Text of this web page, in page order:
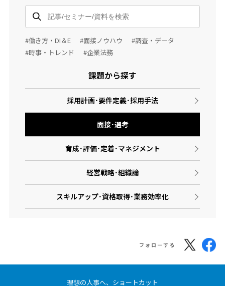
#働き方・DI＆E #面接ノウハウ
#調査・データ
#時事・トレンド
#企業法務
課題から探す
採用計画･要件定義･採用手法
面接･選考
育成･評価･定着･マネジメント
経営戦略･組織論
スキルアップ･資格取得･業務効率化
フォローする
理想の人事へ、ショートカット